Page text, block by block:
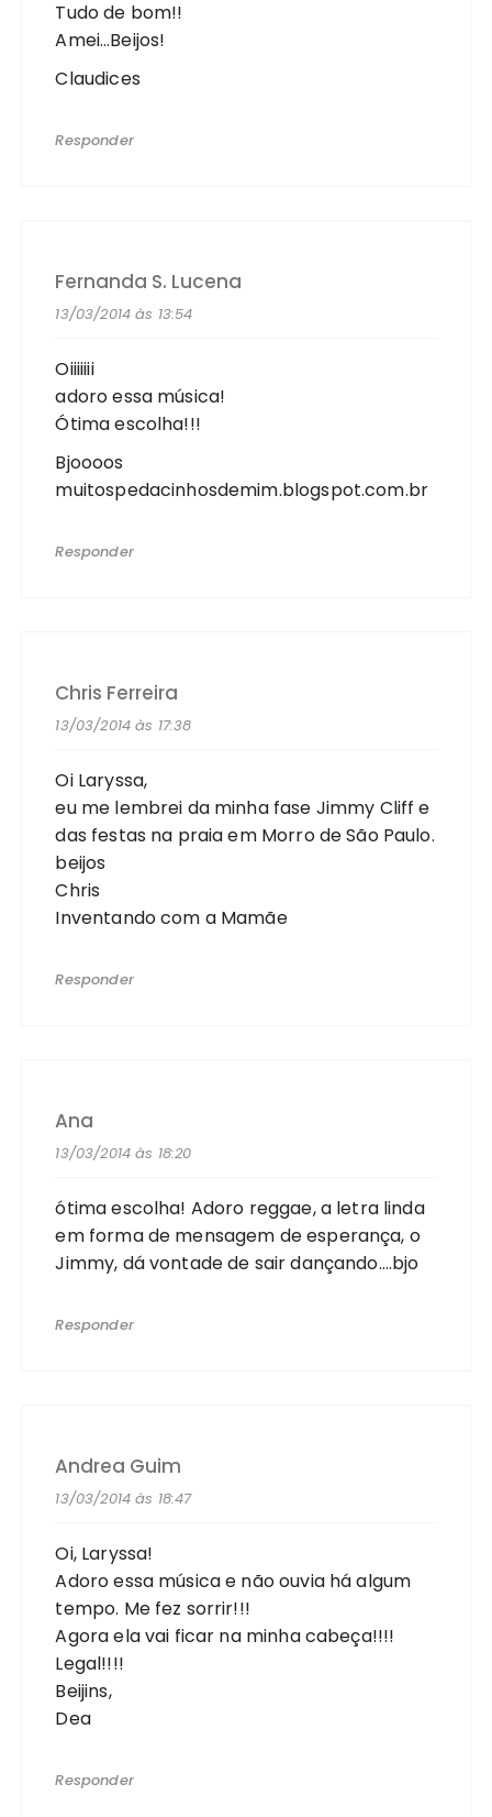
Tudo de bom!!
Amei…Beijos!
Claudices
Responder
Fernanda S. Lucena
13/03/2014 às 13:54
Oiiiiiii
adoro essa música!
Ótima escolha!!!
Bjoooos
muitospedacinhosdemim.blogspot.com.br
Responder
Chris Ferreira
13/03/2014 às 17:38
Oi Laryssa,
eu me lembrei da minha fase Jimmy Cliff e
das festas na praia em Morro de São Paulo.
beijos
Chris
Inventando com a Mamãe
Responder
Ana
13/03/2014 às 18:20
ótima escolha! Adoro reggae, a letra linda
em forma de mensagem de esperança, o
Jimmy, dá vontade de sair dançando….bjo
Responder
Andrea Guim
13/03/2014 às 18:47
Oi, Laryssa!
Adoro essa música e não ouvia há algum
tempo. Me fez sorrir!!!
Agora ela vai ficar na minha cabeça!!!!
Legal!!!!
Beijins,
Dea
Responder